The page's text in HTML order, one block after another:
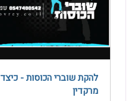
להקת שוברי הכוסות - כיצד
מרקדין